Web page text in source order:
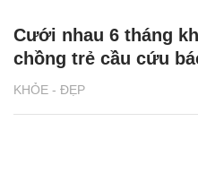
KHỎE - ĐẸP
Cưới nhau 6 tháng
chồng trẻ cầu cứu